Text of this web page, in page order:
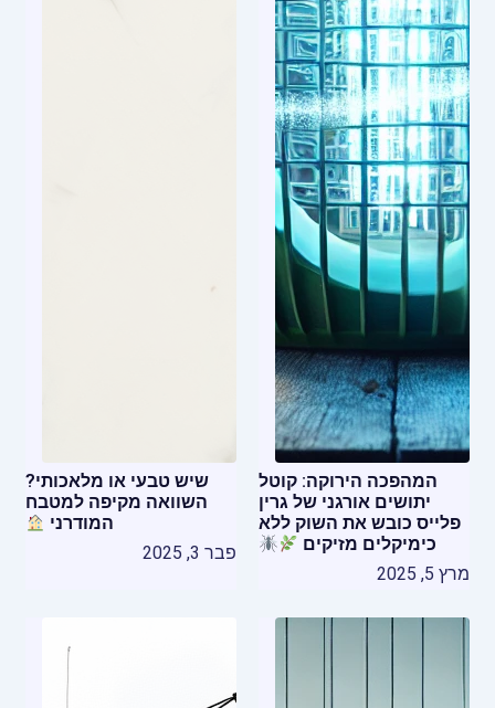
המהפכה הירוקה: קוטל
יתושים אורגני של גרין
פלייס כובש את השוק ללא
כימיקלים מזיקים
מרץ 5, 2025
שיש טבעי או מלאכותי?
השוואה מקיפה למטבח
המודרני
פבר 3, 2025